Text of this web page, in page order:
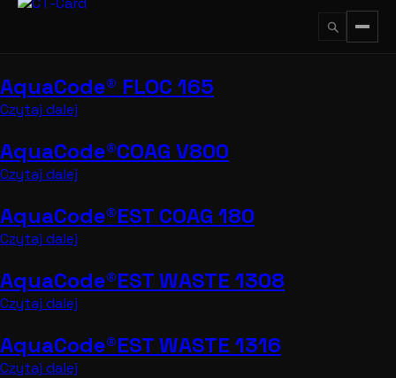
Przejdź
AquaCode® FLOC 165
Czytaj dalej
AquaCode®COAG V800
Czytaj dalej
AquaCode®EST COAG 180
Czytaj dalej
AquaCode®EST WASTE 1308
Czytaj dalej
AquaCode®EST WASTE 1316
Czytaj dalej